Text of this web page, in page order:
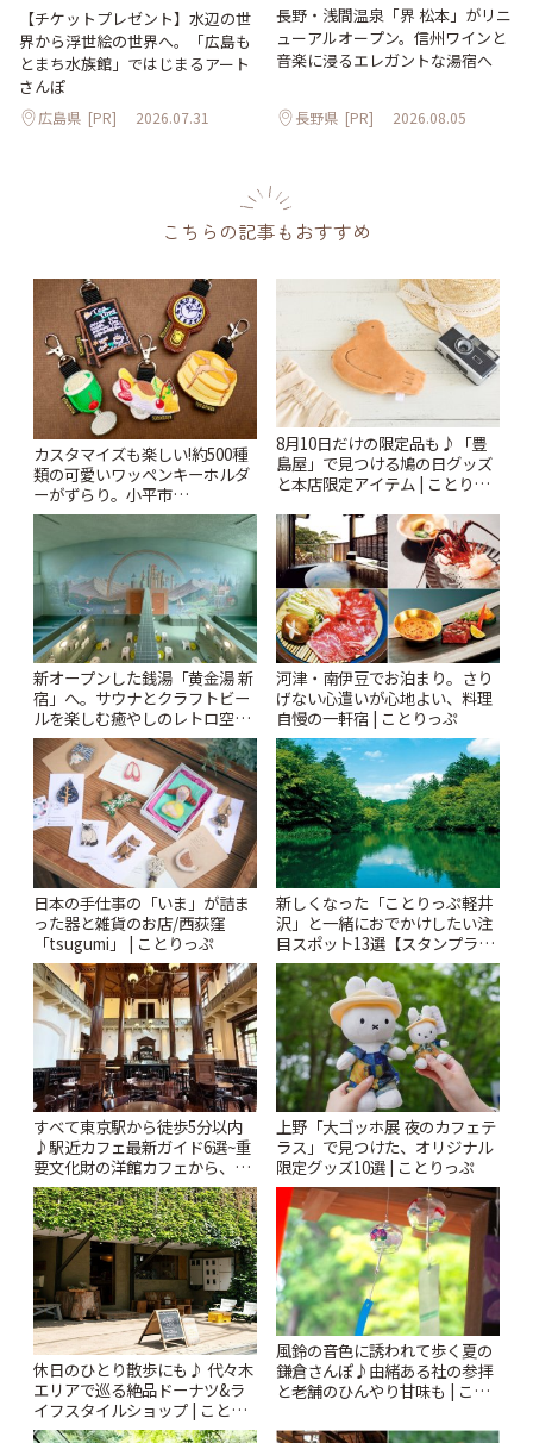
【チケットプレゼント】水辺の世
界から浮世絵の世界へ。「広島も
とまち水族館」ではじまるアート
さんぽ
広島県 [PR] 2026.07.31
長野・浅間温泉「界 松本」がリニ
ューアルオープン。信州ワインと
音楽に浸るエレガントな湯宿へ
長野県 [PR] 2026.08.05
こちらの記事もおすすめ
カスタマイズも楽しい!約500種
類の可愛いワッペンキーホルダ
ーがずらり。小平市
「Kimamaya T&K」 | ことりっ
8月10日だけの限定品も♪「豊
島屋」で見つける鳩の日グッズ
と本店限定アイテム | ことりっ
新オープンした銭湯「黄金湯 新
宿」へ。サウナとクラフトビー
ルを楽しむ癒やしのレトロ空間
| ことりっぷ
河津・南伊豆でお泊まり。さり
げない心遣いが心地よい、料理
自慢の一軒宿 | ことりっぷ
日本の手仕事の「いま」が詰ま
った器と雑貨のお店/西荻窪
「tsugumi」 | ことりっぷ
新しくなった「ことりっぷ軽井
沢」と一緒におでかけしたい注
目スポット13選【スタンプラリ
ー開催中】 | ことりっぷ
すべて東京駅から徒歩5分以内
♪駅近カフェ最新ガイド6選~重
要文化財の洋館カフェから、改
札すぐのレトロ喫茶まで~ | こと
りっぷ
上野「大ゴッホ展 夜のカフェテ
ラス」で見つけた、オリジナル
限定グッズ10選 | ことりっぷ
休日のひとり散歩にも♪ 代々木
エリアで巡る絶品ドーナツ&ラ
イフスタイルショップ | ことり
っぷ
風鈴の音色に誘われて歩く夏の
鎌倉さんぽ♪由緒ある社の参拝
と老舗のひんやり甘味も | こと